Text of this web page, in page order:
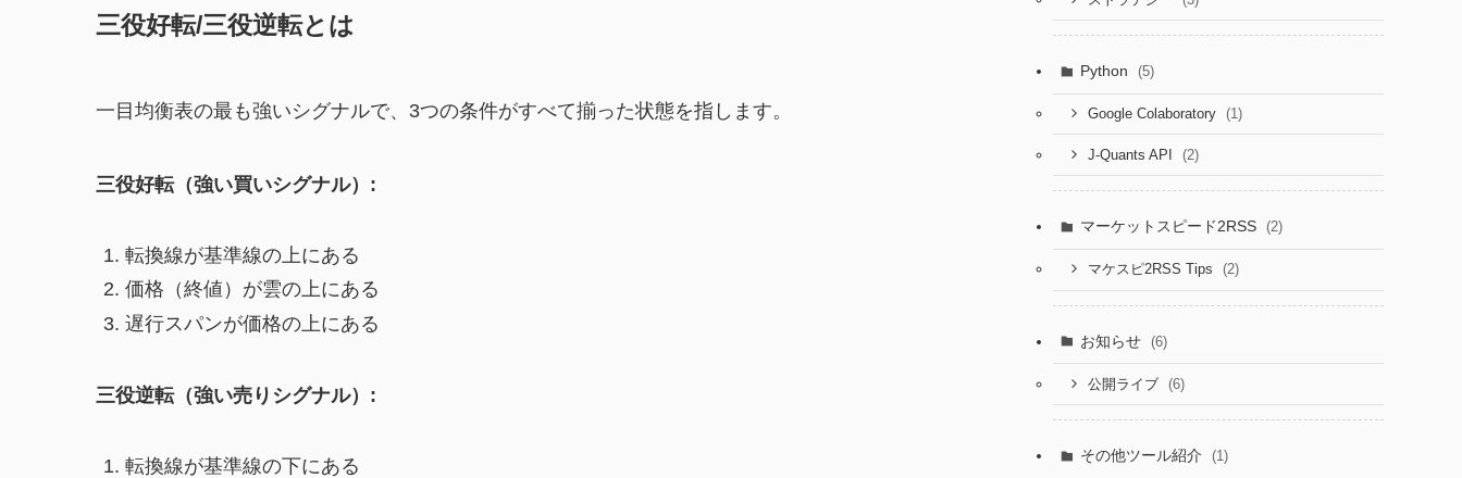
三役好転/三役逆転とは
一目均衡表の最も強いシグナルで、3つの条件がすべて揃った状態を指します。
三役好転（強い買いシグナル）:
転換線が基準線の上にある
価格（終値）が雲の上にある
遅行スパンが価格の上にある
三役逆転（強い売りシグナル）:
転換線が基準線の下にある
Python (5)
Google Colaboratory (1)
J-Quants API (2)
マーケットスピード2RSS (2)
マケスピ2RSS Tips (2)
お知らせ (6)
公開ライブ (6)
その他ツール紹介 (1)